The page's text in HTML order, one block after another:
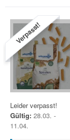
Verpasst!
Leider verpasst!
Gültig: 28.03. -
11.04.